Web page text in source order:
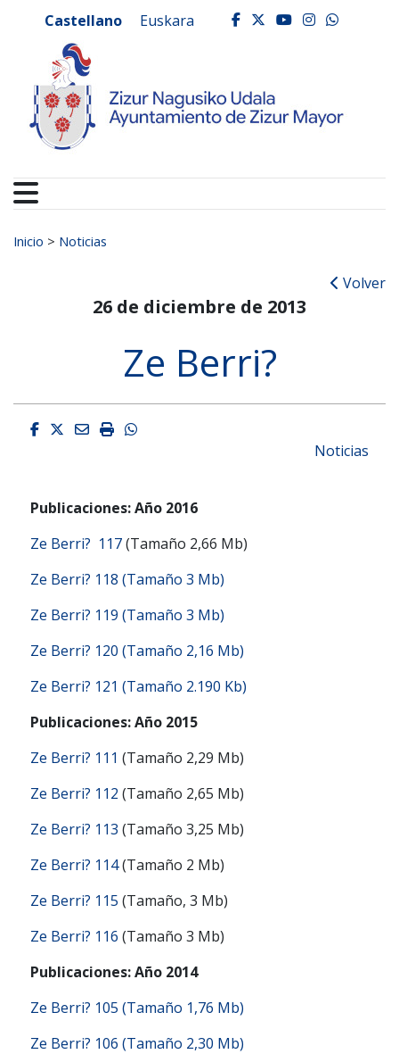
Ayuntamiento de
Castellano Euskara facebook
twitter
youtube
Buscar:
Inicio > Noticias
Volver
26 de diciembre de 2013
Ze Berri?
Facebook
Twitter
EmailImprimirWhatsapp
Noticias
Publicaciones: Año 2016
Ze Berri? 117(Tamaño 2,66 Mb)
Ze Berri? 118 (Tamaño 3 Mb)
Ze Berri? 119 (Tamaño 3 Mb)
Ze Berri? 120 (Tamaño 2,16 Mb)
Ze Berri? 121 (Tamaño 2.190 Kb)
Publicaciones: Año 2015
Ze Berri? 111 (Tamaño 2,29 Mb)
Ze Berri? 112 (Tamaño 2,65 Mb)
Ze Berri? 113 (Tamaño 3,25 Mb)
Ze Berri? 114(Tamaño 2 Mb)
Ze Berri? 115 (Tamaño, 3 Mb)
Ze Berri? 116 (Tamaño 3 Mb)
Publicaciones: Año 2014
Ze Berri? 105 (Tamaño 1,76 Mb)
Ze Berri? 106 (Tamaño 2,30 Mb)